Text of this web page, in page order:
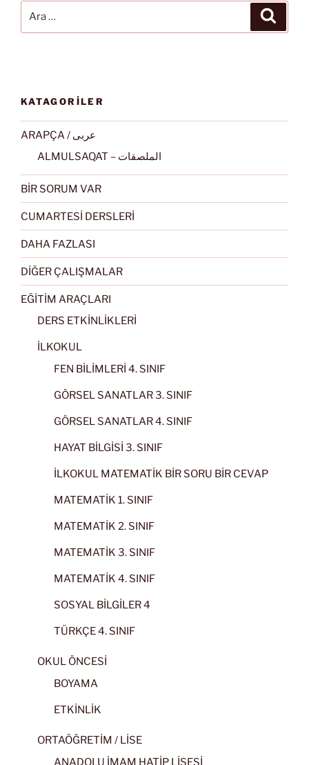
KATAGORİLER
ARAPÇA / عربى
ALMULSAQAT – الملصقات
BİR SORUM VAR
CUMARTESİ DERSLERİ
DAHA FAZLASI
DİĞER ÇALIŞMALAR
EĞİTİM ARAÇLARI
DERS ETKİNLİKLERİ
İLKOKUL
FEN BİLİMLERİ 4. SINIF
GÖRSEL SANATLAR 3. SINIF
GÖRSEL SANATLAR 4. SINIF
HAYAT BİLGİSİ 3. SINIF
İLKOKUL MATEMATİK BİR SORU BİR CEVAP
MATEMATİK 1. SINIF
MATEMATİK 2. SINIF
MATEMATİK 3. SINIF
MATEMATİK 4. SINIF
SOSYAL BİLGİLER 4
TÜRKÇE 4. SINIF
OKUL ÖNCESİ
BOYAMA
ETKİNLİK
ORTAÖĞRETİM / LİSE
ANADOLU İMAM HATİP LİSESİ